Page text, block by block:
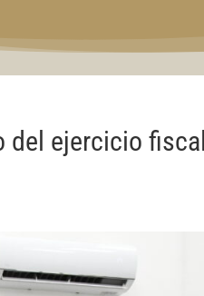
del ejercicio